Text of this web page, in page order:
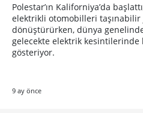
Polestar’ın Kaliforniya’da
elektrikli otomobilleri
dönüştürürken, dünya
gelecekte elektrik
gösteriyor.
9 ay önce